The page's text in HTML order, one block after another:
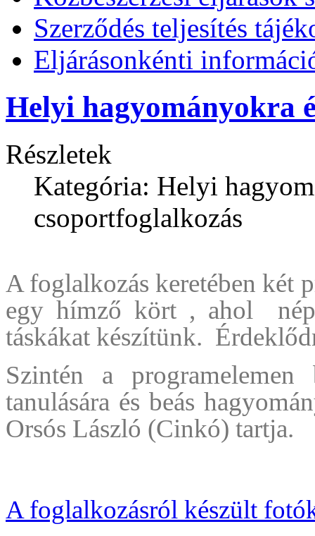
Szerződés teljesítés
Eljárásonkénti
Helyi hagyományokra
Részletek
Kategória: Helyi
csoportfoglalkozás
A foglalkozás keretében két
egy hímző kört , ahol
táskákat készítünk.
Szintén a
tanulására és beás
Orsós László (Cinkó) tartja.
A foglalkozásról készült